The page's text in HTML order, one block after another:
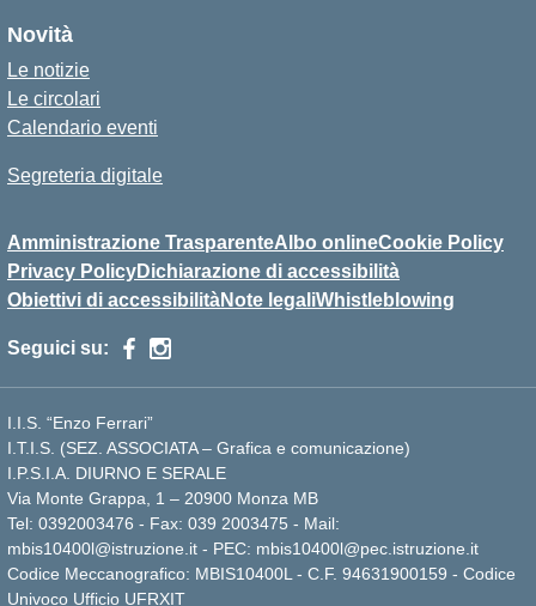
Novità
Le notizie
Le circolari
Calendario eventi
Segreteria digitale
Amministrazione TrasparenteAlbo onlineCookie Policy
Privacy PolicyDichiarazione di accessibilità
Obiettivi di accessibilitàNote legaliWhistleblowing
Seguici su:
I.I.S. “Enzo Ferrari”
I.T.I.S. (SEZ. ASSOCIATA – Grafica e comunicazione)
I.P.S.I.A. DIURNO E SERALE
Via Monte Grappa, 1 – 20900 Monza MB
Tel: 0392003476 - Fax: 039 2003475 - Mail:
mbis10400l@istruzione.it - PEC: mbis10400l@pec.istruzione.it
Codice Meccanografico: MBIS10400L - C.F. 94631900159 - Codice
Univoco Ufficio UFRXIT